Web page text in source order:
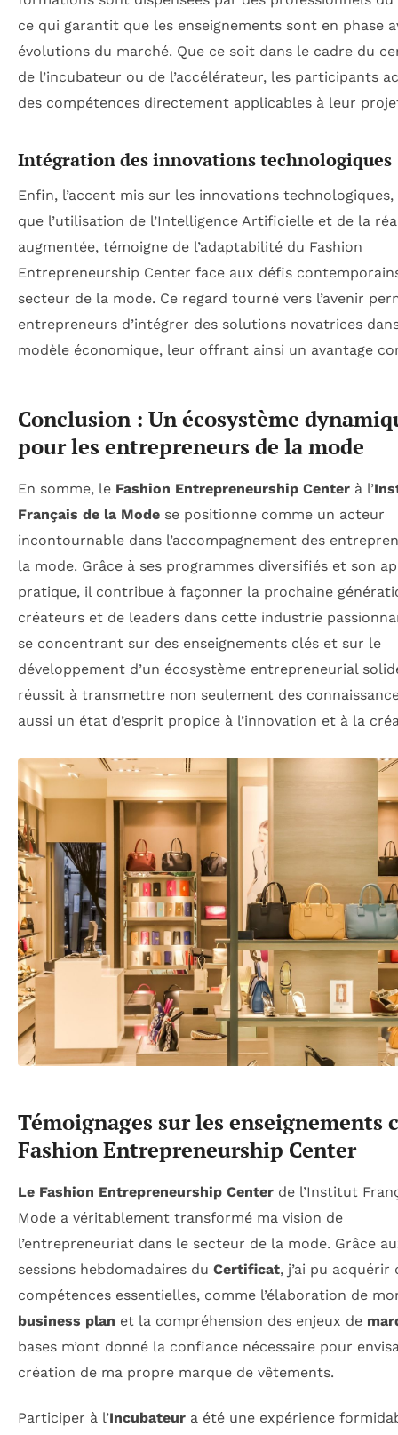
ce qui garantit que les enseignements sont en phase
évolutions du marché. Que ce soit dans le cadre du
de l’incubateur ou de l’accélérateur, les participants
des compétences directement applicables à leur
Intégration des innovations technologiques
Enfin, l’accent mis sur les innovations
que l’utilisation de l’Intelligence Artificielle et de la
augmentée, témoigne de l’adaptabilité du Fashion
Entrepreneurship Center face aux défis
secteur de la mode. Ce regard tourné vers l’avenir
entrepreneurs d’intégrer des solutions novatrices
modèle économique, leur offrant ainsi un avantage
Conclusion : Un écosystème
pour les entrepreneurs de la mode
En somme, le Fashion Entrepreneurship Center à l’
Français de la Mode se positionne comme un acteur
incontournable dans l’accompagnement des
la mode. Grâce à ses programmes diversifiés et son
pratique, il contribue à façonner la prochaine
créateurs et de leaders dans cette industrie
se concentrant sur des enseignements clés et sur le
développement d’un écosystème entrepreneurial
réussit à transmettre non seulement des
aussi un état d’esprit propice à l’innovation et à la
Témoignages sur les enseignements
Fashion Entrepreneurship Center
Le Fashion Entrepreneurship Center de l’Institut
Mode a véritablement transformé ma vision de
l’entrepreneuriat dans le secteur de la mode. Grâce
sessions hebdomadaires du Certificat, j’ai pu acquérir
compétences essentielles, comme l’élaboration de
business plan et la compréhension des enjeux de
bases m’ont donné la confiance nécessaire pour
création de ma propre marque de vêtements.
Participer à l’Incubateur a été une expérience